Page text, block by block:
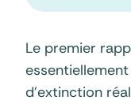
Le premier
d’extinction